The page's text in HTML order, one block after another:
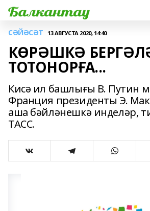
СӘЙӘСӘТ 13 АВГУСТА 2020, 14:40
КӨРӘШКӘ
ТОТОНОРҒА...
Кисә ил башлығы В. Путин
Франция президенты Э.
аша бәйләнешкә инделәр,
ТАСС.